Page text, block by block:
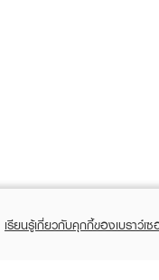
เรียนรู้เกี่ยวกับคุกกี้ของเบราว์เซ